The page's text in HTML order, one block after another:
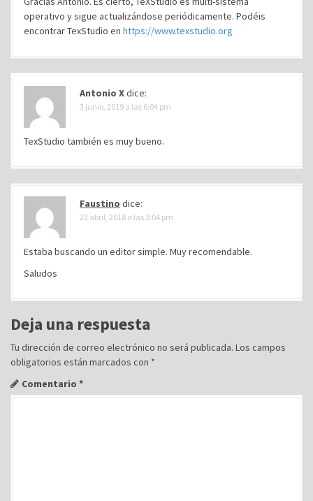
a
d
operativo y sigue actualizándose periódicamente. Podéis
encontrar TexStudio en https://www.texstudio.org
Antonio Xdice:
3 junio, 2019 a las 6:04 pm
TexStudio también es muy bueno.
Faustino dice:
23 abril, 2018 a las 3:04 pm
Estaba buscando un editor simple. Muy recomendable.
Saludos
Deja una respuesta
Tu dirección de correo electrónico no será publicada. Los campos
obligatorios están marcados con *
Comentario *